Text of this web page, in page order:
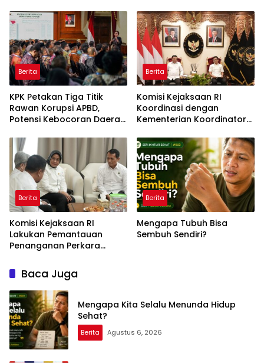
Berita
KPK Petakan Tiga Titik
Rawan Korupsi APBD,
Potensi Kebocoran Daerah
Dimitigasi
Berita
Komisi Kejaksaan RI
Koordinasi dengan
Kementerian Koordinator
Keamanan Terkait
Pengawasan Penanganan
Perkara Dugaan Korupsi
dan TPPU Mantan
Jampidsus, FA
Berita
Komisi Kejaksaan RI
Lakukan Pemantauan
Penanganan Perkara
yang Melibatkan Mantan
Jampidsus, FA di
Kejaksaan Agung
Berita
Mengapa Tubuh Bisa
Sembuh Sendiri?
Baca Juga
Mengapa Kita Selalu Menunda Hidup
Sehat?
Berita Agustus 6, 2026